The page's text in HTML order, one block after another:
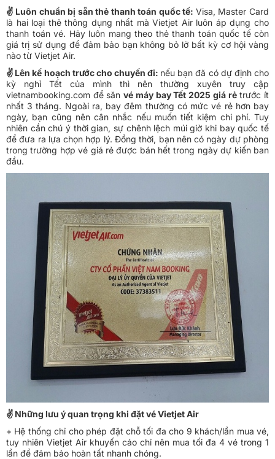
✌ Luôn chuẩn bị sẵn thẻ thanh toán quốc tế: Visa, Master Card
là hai loại thẻ thông dụng nhất mà Vietjet Air luôn áp dụng cho
thanh toán vé. Hãy luôn mang theo thẻ thanh toán quốc tế còn
giá trị sử dụng để đảm bảo bạn không bỏ lỡ bất kỳ cơ hội vàng
nào từ Vietjet Air.
✌ Lên kế hoạch trước cho chuyến đi: nếu bạn đã có dự định cho
kỳ nghỉ Tết của mình thì nên thường xuyên truy cập
vietnambooking.com để sănvé máy bay Tết 2025 giá rẻtrước ít
nhất 3 tháng. Ngoài ra, bay đêm thường có mức vé rẻ hơn bay
ngày, bạn cũng nên cân nhắc nếu muốn tiết kiệm chi phí. Tuy
nhiên cần chú ý thời gian, sự chênh lệch múi giờ khi bay quốc tế
để đưa ra lựa chọn hợp lý. Đồng thời, bạn nên có ngày dự phòng
trong trường hợp vé giá rẻ được bán hết trong ngày dự kiến ban
đầu.
✌ Những lưu ý quan trọng khi đặt vé Vietjet Air
+ Hệ thống chỉ cho phép đặt chỗ tối đa cho 9 khách/lần mua vé,
tuy nhiên Vietjet Air khuyến cáo chỉ nên mua tối đa 4 vé trong 1
lần để đảm bảo hoàn tất nhanh chóng.